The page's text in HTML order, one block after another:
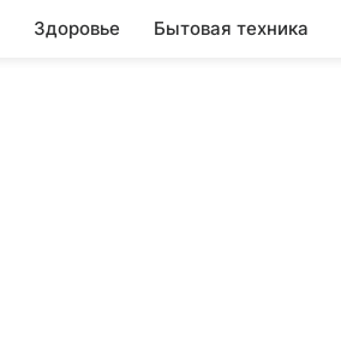
Здоровье Бытовая техника